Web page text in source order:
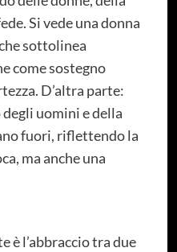
Si vede una donna
sottolinea
come sostegno
D’altra parte:
uomini e della
fuori, riflettendo la
ma anche una
è l’abbraccio tra due